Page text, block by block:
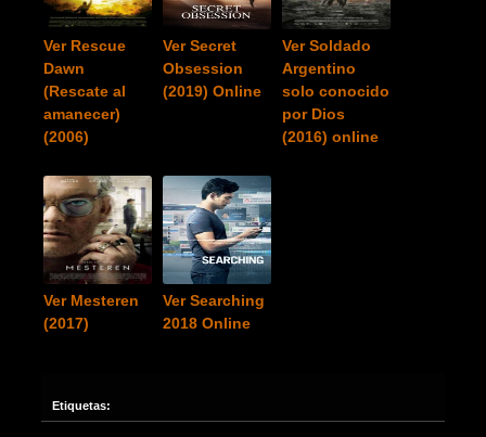
Ver Rescue
Dawn
(Rescate al
amanecer)
(2006)
Ver Secret
Obsession
(2019) Online
Ver Soldado
Argentino
solo conocido
por Dios
(2016) online
Ver Mesteren
(2017)
Ver Searching
2018 Online
Etiquetas: